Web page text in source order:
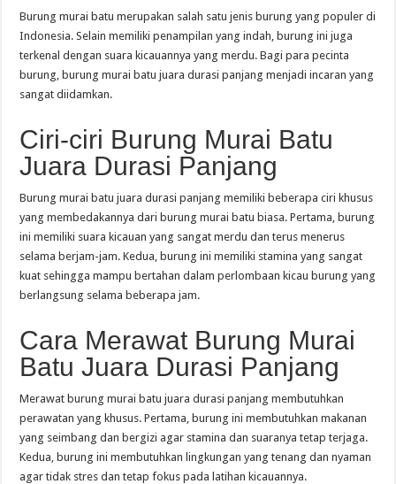
Burung murai batu merupakan salah satu jenis burung yang populer di
Indonesia. Selain memiliki penampilan yang indah, burung ini juga
terkenal dengan suara kicauannya yang merdu. Bagi para pecinta
burung, burung murai batu juara durasi panjang menjadi incaran yang
sangat diidamkan.
Ciri-ciri Burung Murai Batu
Juara Durasi Panjang
Burung murai batu juara durasi panjang memiliki beberapa ciri khusus
yang membedakannya dari burung murai batu biasa. Pertama, burung
ini memiliki suara kicauan yang sangat merdu dan terus menerus
selama berjam-jam. Kedua, burung ini memiliki stamina yang sangat
kuat sehingga mampu bertahan dalam perlombaan kicau burung yang
berlangsung selama beberapa jam.
Cara Merawat Burung Murai
Batu Juara Durasi Panjang
Merawat burung murai batu juara durasi panjang membutuhkan
perawatan yang khusus. Pertama, burung ini membutuhkan makanan
yang seimbang dan bergizi agar stamina dan suaranya tetap terjaga.
Kedua, burung ini membutuhkan lingkungan yang tenang dan nyaman
agar tidak stres dan tetap fokus pada latihan kicauannya.